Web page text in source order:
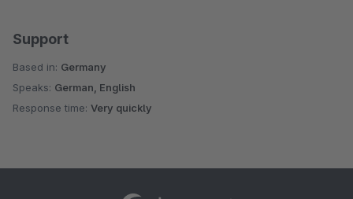
Support
Based in: Germany
Speaks: German, English
Response time: Very quickly